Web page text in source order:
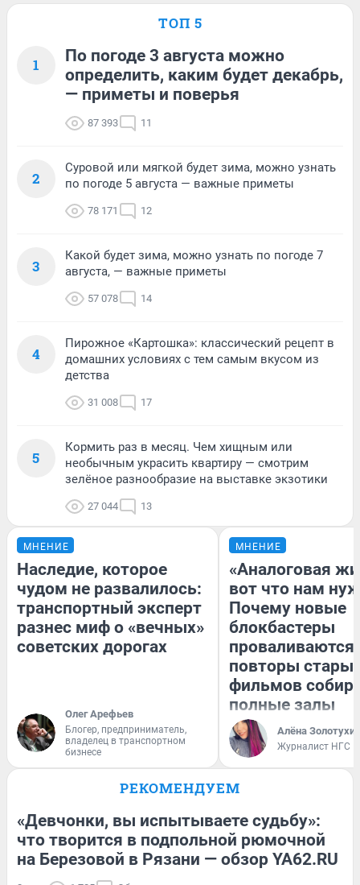
ТОП 5
1
По погоде 3 августа можно
определить, каким будет декабрь,
— приметы и поверья
87 393 11
2
Суровой или мягкой будет зима, можно узнать
по погоде 5 августа — важные приметы
78 171 12
3
Какой будет зима, можно узнать по погоде 7
августа, — важные приметы
57 078 14
4
Пирожное «Картошка»: классический рецепт в
домашних условиях с тем самым вкусом из
детства
31 008 17
5
Кормить раз в месяц. Чем хищным или
необычным украсить квартиру — смотрим
зелёное разнообразие на выставке экзотики
27 044 13
МНЕНИЕ
Наследие, которое
чудом не развалилось:
транспортный эксперт
разнес миф о «вечных»
советских дорогах
Олег Арефьев
Блогер, предприниматель,
владелец в транспортном
бизнесе
МНЕНИЕ
«Аналоговая
вот что нам
Почему новые
блокбастеры
повторы
фильмов
полные залы
Алёна
Журналист НГС
РЕКОМЕНДУЕМ
«Девчонки, вы испытываете судьбу»:
что творится в подпольной рюмочной
на Березовой в Рязани — обзор YA62.RU